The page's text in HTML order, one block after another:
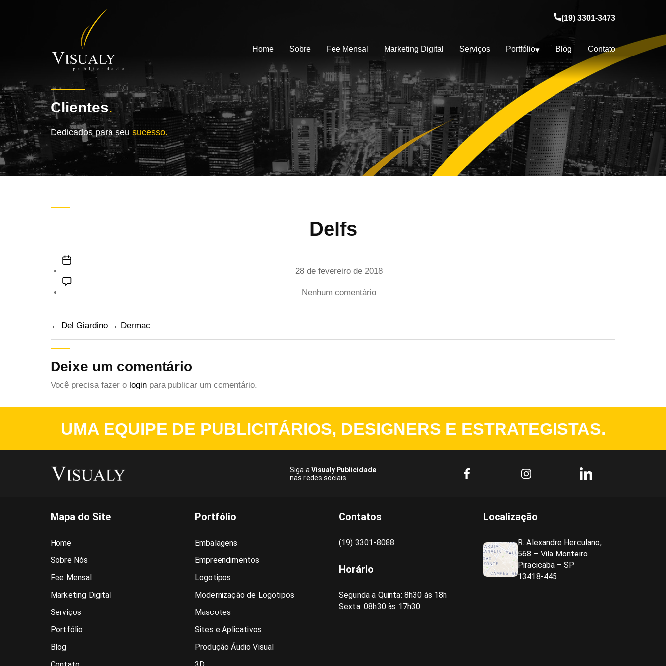
(19) 3301-3473
Home Sobre Fee Mensal Marketing Digital Serviços Portfólio Blog Contato
Clientes.
Dedicados para seu sucesso.
Delfs
de
28 de fevereiro de 2018
Nenhum comentárioem
← Del Giardino → Dermac
Deixe um comentário
Você precisa fazer o login para publicar um comentário.
UMA EQUIPE DE PUBLICITÁRIOS, DESIGNERS E ESTRATEGISTAS.
Siga a Visualy Publicidade
nas redes sociais
Mapa do Site
Home
Sobre Nós
Fee Mensal
Marketing Digital
Serviços
Portfólio
Blog
Portfólio
Embalagens
Empreendimentos
Logotipos
Modernização de Logotipos
Mascotes
Sites e Aplicativos
Produção Áudio Visual
Contatos
(19) 3301-8088
Horário
Segunda a Quinta: 8h30 às 18h
Sexta: 08h30 às 17h30
Localização
R. Alexandre Herculano,
568 – Vila Monteiro
Piracicaba – SP
13418-445